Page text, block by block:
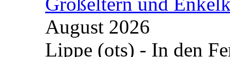
August 2026
Lippe (ots) - In den